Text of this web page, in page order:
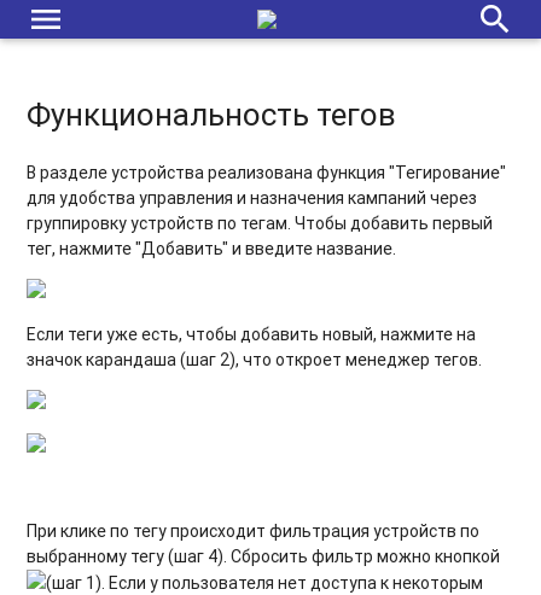
menu
Эфирная справка
кампаний
Функциональность тегов
search
Функциональность тегов
В разделе устройства реализована функция "Тегирование"
для удобства управления и назначения кампаний через
группировку устройств по тегам. Чтобы добавить первый
тег, нажмите "Добавить" и введите название.
Если теги уже есть, чтобы добавить новый, нажмите на
значок карандаша (шаг 2), что откроет менеджер тегов.
При клике по тегу происходит фильтрация устройств по
выбранному тегу (шаг 4). Сбросить фильтр можно кнопкой
(шаг 1). Если у пользователя нет доступа к некоторым